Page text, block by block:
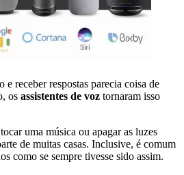
receber respostas parecia coisa de
os assistentes de voz tornaram isso
uma música ou apagar as luzes
de muitas casas. Inclusive, é comum
como se sempre tivesse sido assim.